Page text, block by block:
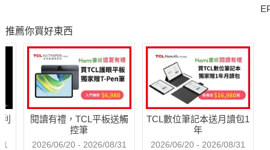
推薦你買好東西
閱讀有禮，TCL平板送觸
控筆
2026/06/20 - 2026/08/31
TCL數位筆記本送月讀包1
年
2026/06/20 - 2026/08/31